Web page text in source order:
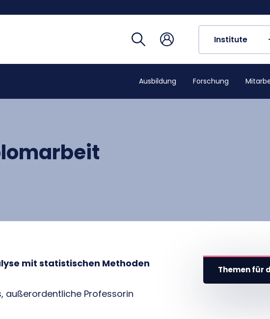
Institute
Ausbildung Forschung
Campus Karte
mit statistischen Methoden
außerordentliche Professorin
Themen für